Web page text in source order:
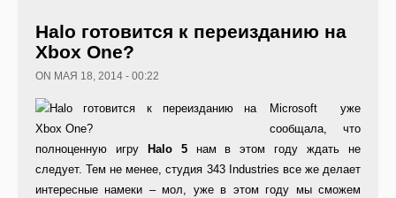
Halo готовится к переизданию на
Xbox One?
ON МАЯ 18, 2014 - 00:22
Microsoft уже
сообщала, что
полноценную игру
Halo 5 нам в этом году ждать не
следует. Тем не менее, студия 343 Industries все же делает
интересные намеки – мол, уже в этом году мы сможем